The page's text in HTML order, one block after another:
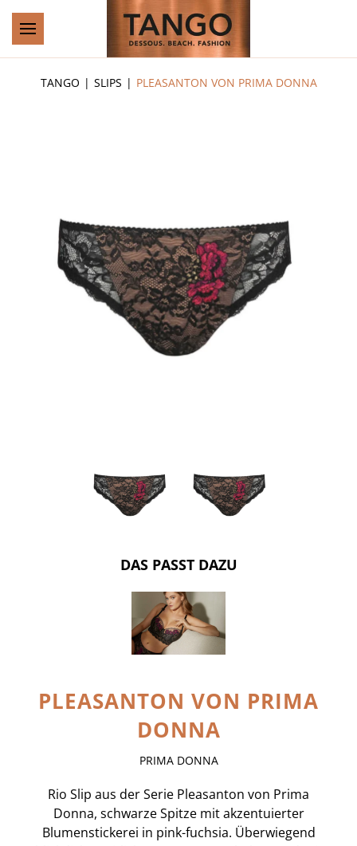
Zum Hauptinhalt springen
TANGO SLIPS PLEASANTON VON PRIMA DONNA
DAS PASST DAZU
PLEASANTON VON PRIMA
DONNA
PRIMA DONNA
Rio Slip aus der Serie Pleasanton von Prima
Donna, schwarze Spitze mit akzentuierter
Blumenstickerei in pink-fuchsia. Überwiegend